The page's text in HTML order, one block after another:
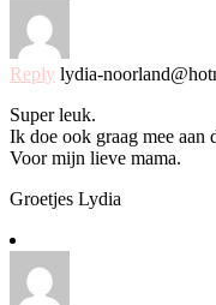
Reply lydia-
Super leuk.
Ik doe ook graag mee aan
Voor mijn lieve mama.
Groetjes Lydia